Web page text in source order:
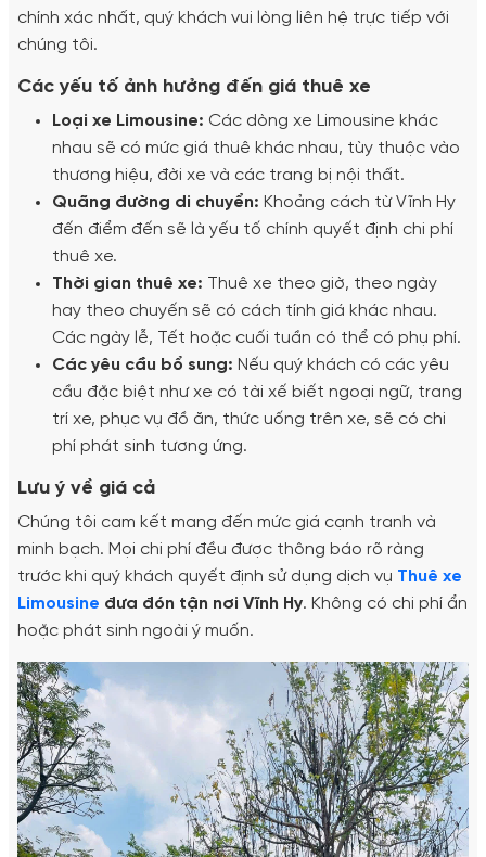
chính xác nhất, quý khách vui lòng liên hệ trực tiếp với
chúng tôi.
Các yếu tố ảnh hưởng đến giá thuê xe
Loại xe Limousine: Các dòng xe Limousine khác
nhau sẽ có mức giá thuê khác nhau, tùy thuộc vào
thương hiệu, đời xe và các trang bị nội thất.
Quãng đường di chuyển: Khoảng cách từ Vĩnh Hy
đến điểm đến sẽ là yếu tố chính quyết định chi phí
thuê xe.
Thời gian thuê xe: Thuê xe theo giờ, theo ngày
hay theo chuyến sẽ có cách tính giá khác nhau.
Các ngày lễ, Tết hoặc cuối tuần có thể có phụ phí.
Các yêu cầu bổ sung: Nếu quý khách có các yêu
cầu đặc biệt như xe có tài xế biết ngoại ngữ, trang
trí xe, phục vụ đồ ăn, thức uống trên xe, sẽ có chi
phí phát sinh tương ứng.
Lưu ý về giá cả
Chúng tôi cam kết mang đến mức giá cạnh tranh và
minh bạch. Mọi chi phí đều được thông báo rõ ràng
trước khi quý khách quyết định sử dụng dịch vụ Thuê xe
Limousine đưa đón tận nơi Vĩnh Hy. Không có chi phí ẩn
hoặc phát sinh ngoài ý muốn.